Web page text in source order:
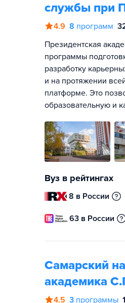
службы при
4.9 8 программ
Президентская
программы
разработку
и на протяжении
платформе. Это
образовательную и
Вуз в рейтингах
8 в России
63 в России
Самарский
академика
4.5 3 программы